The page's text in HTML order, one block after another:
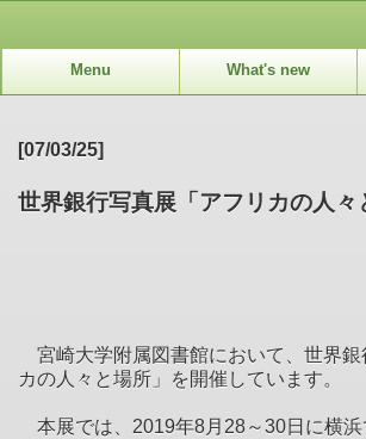
Menu What's new
[07/03/25]
世界銀行写真展「アフリカの人々
宮崎大学附属図書館において、世界銀
カの人々と場所」を開催しています。
本展では、 2019年8月 28～30日に横